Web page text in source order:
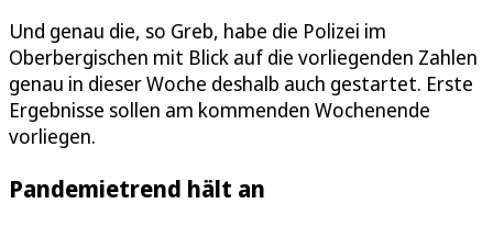
Und genau die, so Greb, habe die Polizei im
Oberbergischen mit Blick auf die vorliegenden Zahlen
genau in dieser Woche deshalb auch gestartet. Erste
Ergebnisse sollen am kommenden Wochenende
vorliegen.
Pandemietrend hält an